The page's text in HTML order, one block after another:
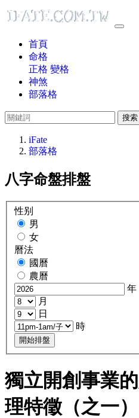
首頁
命格
正格 變格
神煞
部落格
搜索
iFate
部落格
八字命盤排盤
性别
男
女
曆法
國曆
農曆
年
月
日
時
開始排盤
獨立開創事業
理特徵（之一）